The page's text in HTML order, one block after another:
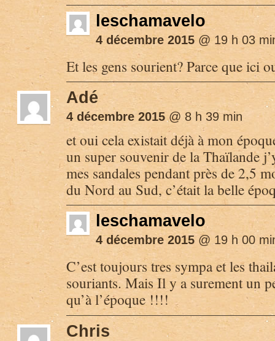
leschamavelo
4 décembre 2015 @ 19 h 03
Et les gens sourient? Parce que ici
Adé
4 décembre 2015@ 8 h 39 min
et oui cela existait déjà à mon
un super souvenir de la Thaïlande
mes sandales pendant près de 2,5
du Nord au Sud, c’était la belle
leschamavelo
4 décembre 2015 @ 19 h 00
C’est toujours tres sympa et les
souriants. Mais Il y a surement un
qu’à l’époque !!!!
Chris